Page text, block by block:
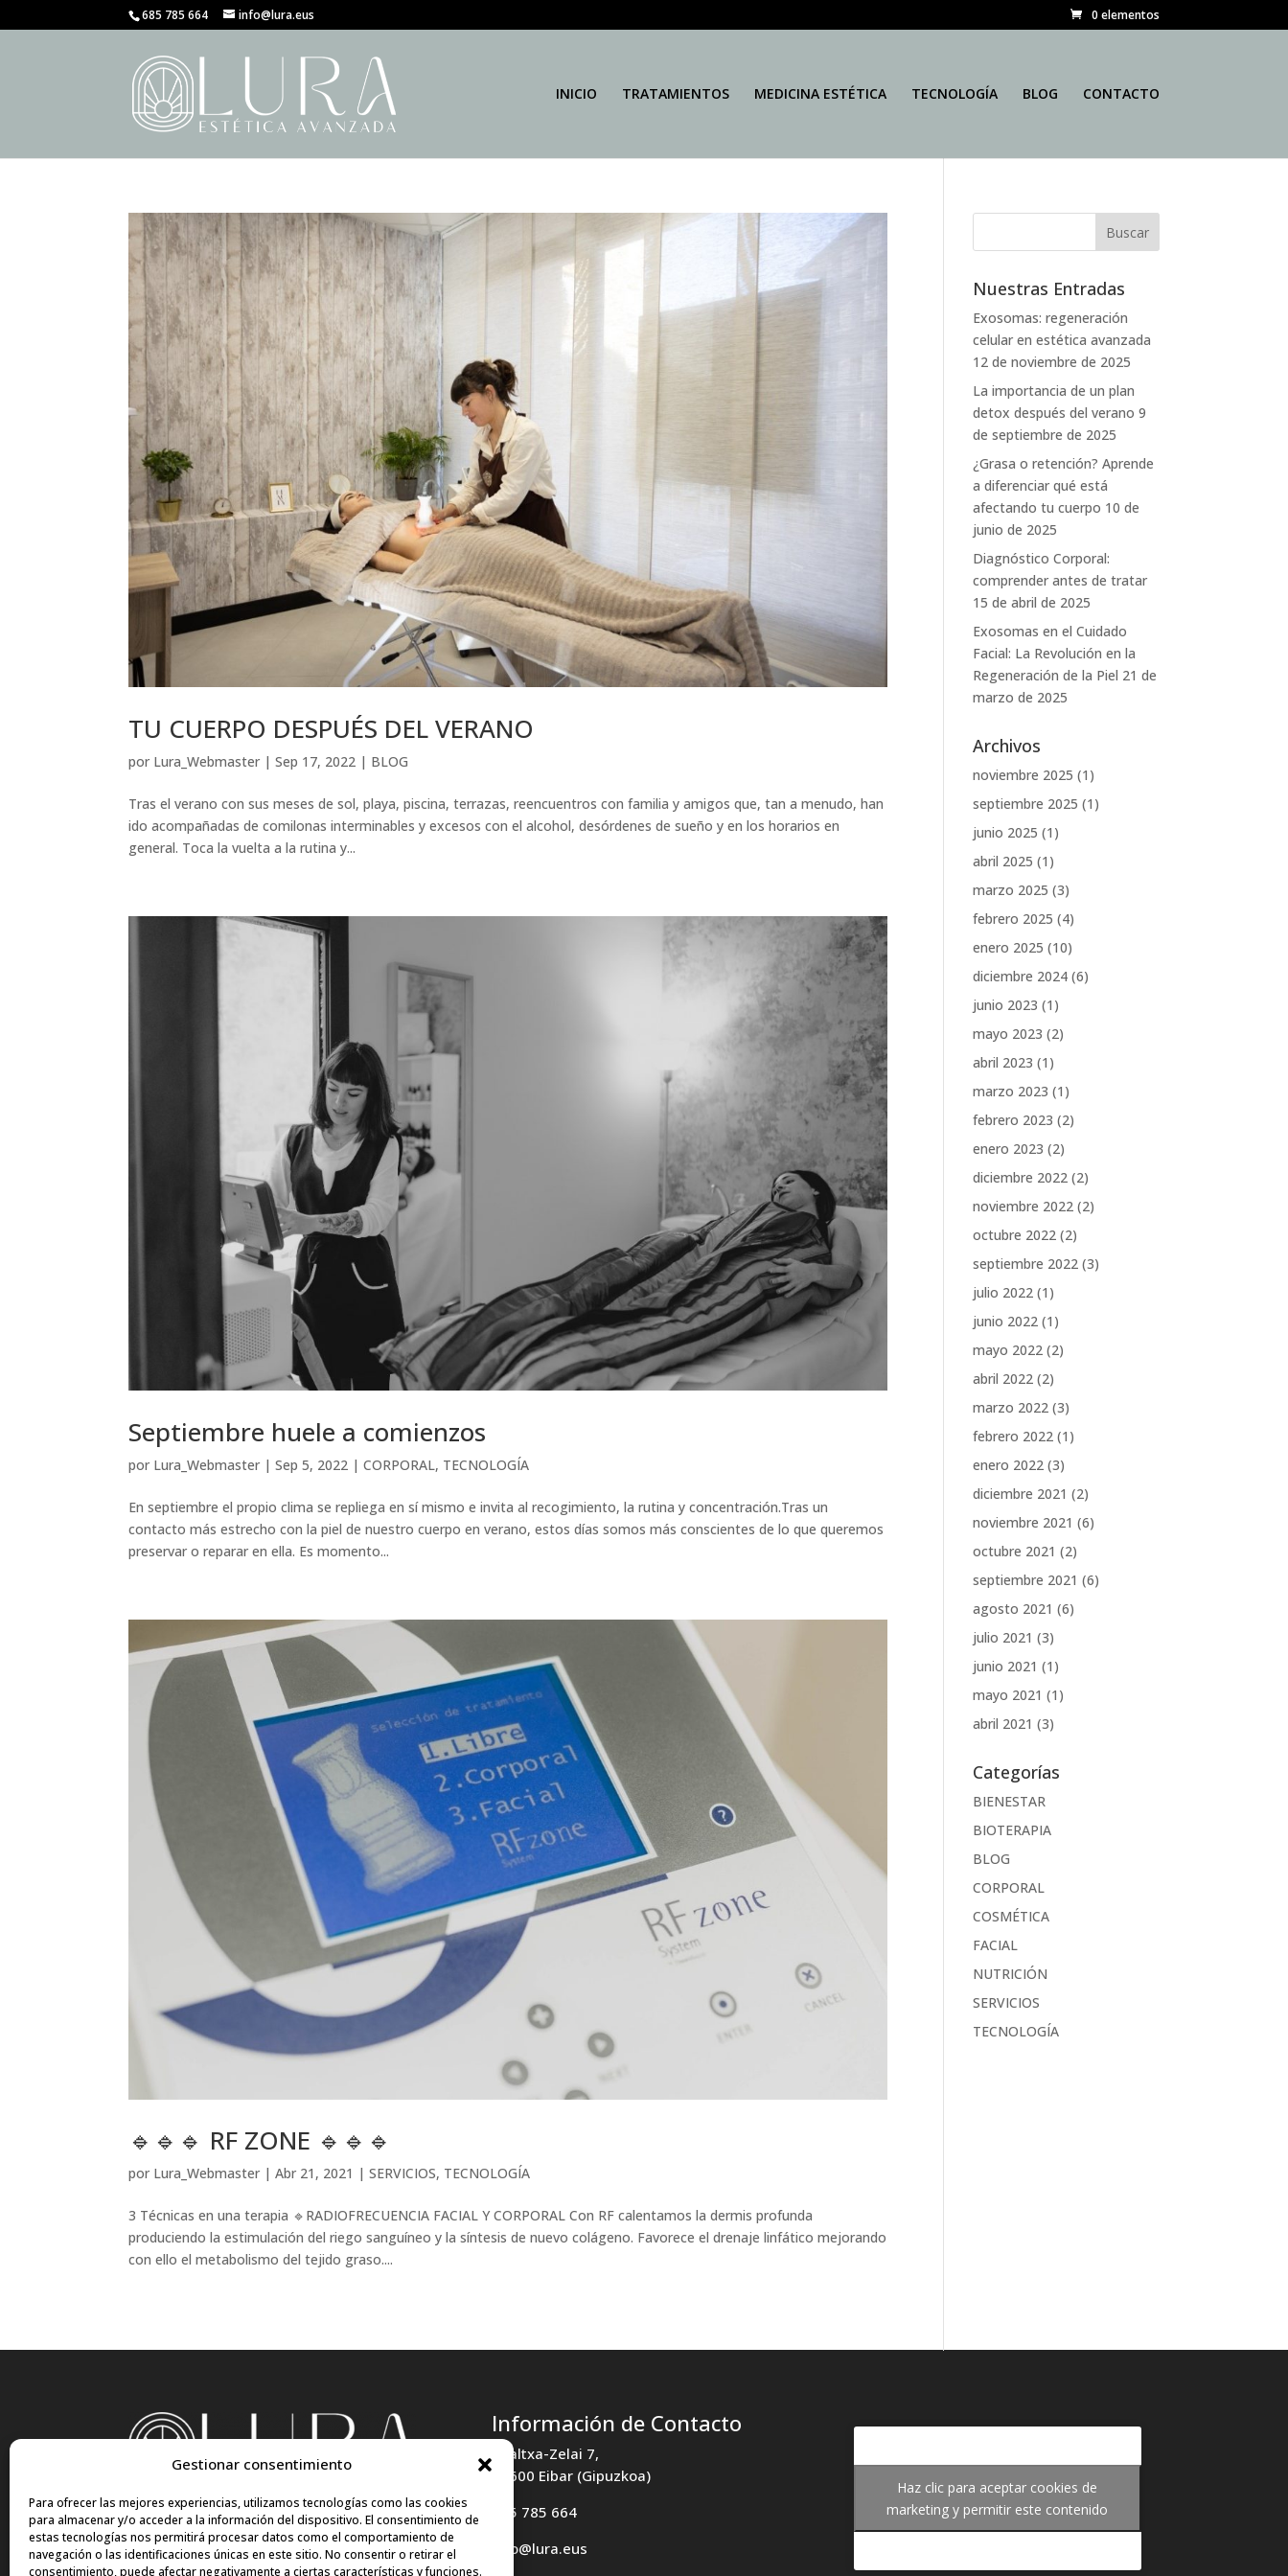
Gestionar consentimiento
Para ofrecer las mejores experiencias, utilizamos tecnologías como las cookies
para almacenar y/o acceder a la información del dispositivo. El consentimiento de
estas tecnologías nos permitirá procesar datos como el comportamiento de
navegación o las identificaciones únicas en este sitio. No consentir o retirar el
consentimiento, puede afectar negativamente a ciertas características y funciones.
685 785 664 info@lura.eus 0 elementos
INICIO TRATAMIENTOS MEDICINA ESTÉTICA TECNOLOGÍA BLOG CONTACTO
TU CUERPO DESPUÉS DEL VERANO
por Lura_Webmaster |Sep 17, 2022 | BLOG
Tras el verano con sus meses de sol, playa, piscina, terrazas, reencuentros con familia y amigos que, tan a menudo, han
ido acompañadas de comilonas interminables y excesos con el alcohol, desórdenes de sueño y en los horarios en
general. Toca la vuelta a la rutina y...
Septiembre huele a comienzos
por Lura_Webmaster |Sep 5, 2022 |CORPORAL, TECNOLOGÍA
En septiembre el propio clima se repliega en sí mismo e invita al recogimiento, la rutina y concentración.Tras un
contacto más estrecho con la piel de nuestro cuerpo en verano, estos días somos más conscientes de lo que queremos
preservar o reparar en ella. Es momento...
🔹🔹🔹 RF ZONE 🔹🔹🔹
por Lura_Webmaster |Abr 21, 2021 |SERVICIOS, TECNOLOGÍA
3 Técnicas en una terapia 🔹RADIOFRECUENCIA FACIAL Y CORPORAL Con RF calentamos la dermis profunda
produciendo la estimulación del riego sanguíneo y la síntesis de nuevo colágeno. Favorece el drenaje linfático mejorando
con ello el metabolismo del tejido graso....
Nuestras Entradas
Exosomas: regeneración
celular en estética avanzada
12 de noviembre de 2025
La importancia de un plan
detox después del verano 9
de septiembre de 2025
¿Grasa o retención? Aprende
a diferenciar qué está
afectando tu cuerpo 10 de
junio de 2025
Diagnóstico Corporal:
comprender antes de tratar
15 de abril de 2025
Exosomas en el Cuidado
Facial: La Revolución en la
Regeneración de la Piel 21 de
marzo de 2025
Archivos
noviembre 2025 (1)
septiembre 2025 (1)
junio 2025 (1)
abril 2025 (1)
marzo 2025 (3)
febrero 2025 (4)
enero 2025 (10)
diciembre 2024 (6)
junio 2023 (1)
mayo 2023 (2)
abril 2023 (1)
marzo 2023 (1)
febrero 2023 (2)
enero 2023 (2)
diciembre 2022 (2)
noviembre 2022 (2)
octubre 2022 (2)
septiembre 2022 (3)
julio 2022 (1)
junio 2022 (1)
mayo 2022 (2)
abril 2022 (2)
marzo 2022 (3)
febrero 2022 (1)
enero 2022 (3)
diciembre 2021 (2)
noviembre 2021 (6)
octubre 2021 (2)
septiembre 2021 (6)
agosto 2021 (6)
julio 2021 (3)
junio 2021 (1)
mayo 2021 (1)
abril 2021 (3)
Categorías
BIENESTAR
BIOTERAPIA
BLOG
CORPORAL
COSMÉTICA
FACIAL
NUTRICIÓN
SERVICIOS
TECNOLOGÍA
Información de Contacto
Txaltxa-Zelai 7,
20600 Eibar (Gipuzkoa)
685 785 664
info@lura.eus
Haz clic para aceptar cookies de
marketing y permitir este contenido